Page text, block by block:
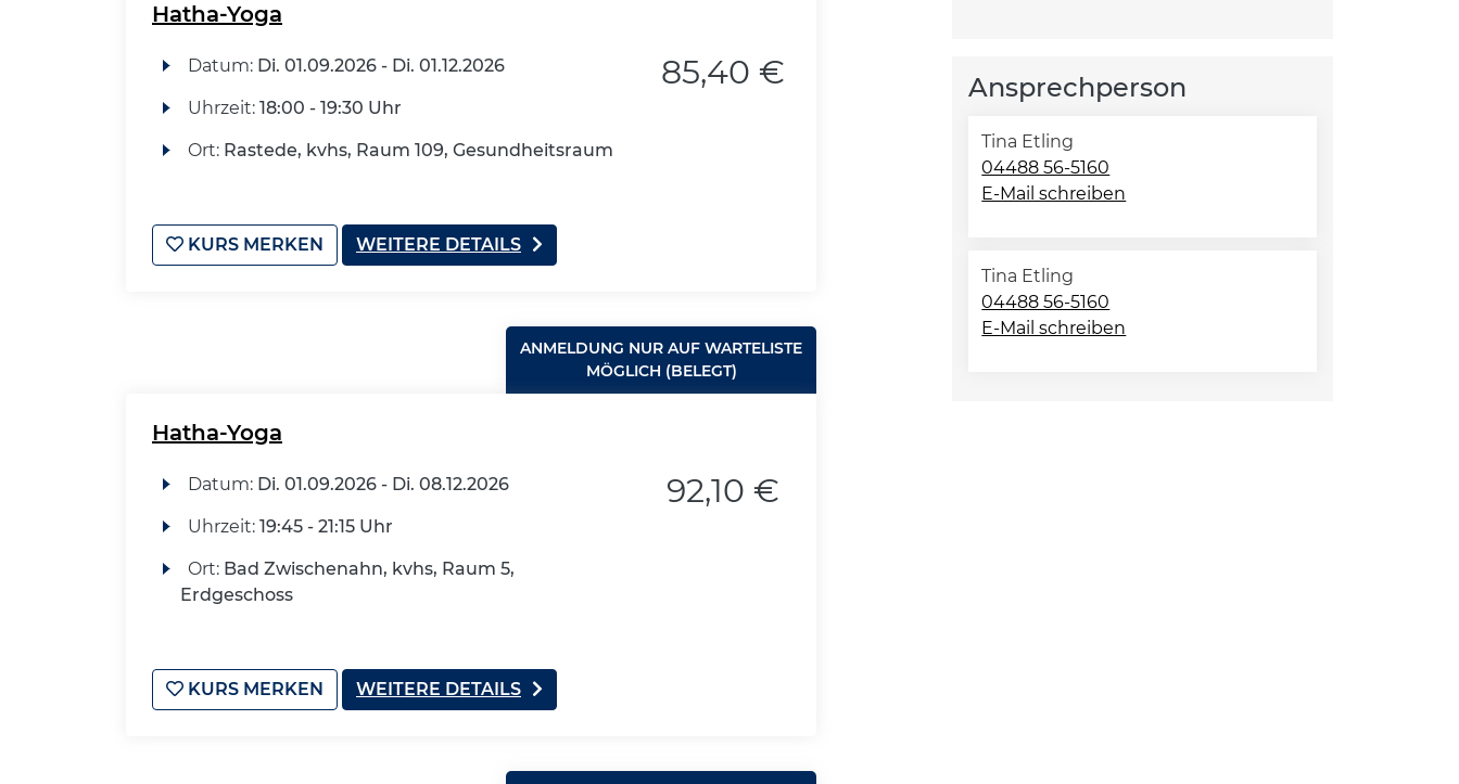
Hatha-Yoga
Datum: Di. 01.09.2026 - Di. 01.12.2026
Uhrzeit: 18:00 - 19:30 Uhr
Ort: Rastede, kvhs, Raum 109, Gesundheitsraum
85,40 €
KURS MERKEN WEITERE DETAILS
ANMELDUNG NUR AUF WARTELISTE
MÖGLICH (BELEGT)
Hatha-Yoga
Datum: Di. 01.09.2026 - Di. 08.12.2026
Uhrzeit: 19:45 - 21:15 Uhr
Ort: Bad Zwischenahn, kvhs, Raum 5,
Erdgeschoss
92,10 €
KURS MERKEN WEITERE DETAILS
Ansprechperson
Tina Etling
04488 56-5160
E-Mail schreiben
Tina Etling
04488 56-5160
E-Mail schreiben